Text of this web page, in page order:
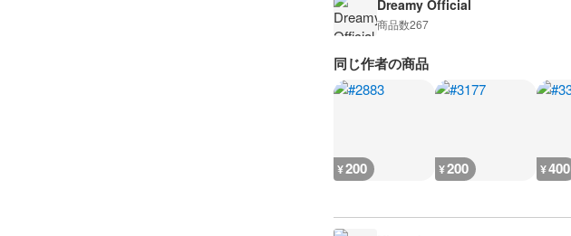
Dreamy Official
商品数267
同じ作者の商品
¥200 ¥200 ¥400